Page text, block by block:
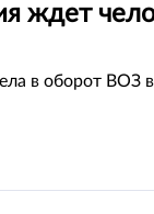
ждет
в оборот ВОЗ